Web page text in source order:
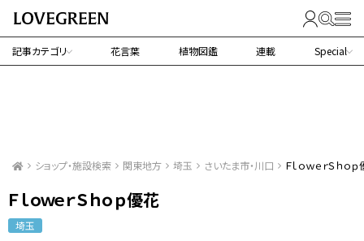
記事カテゴリ 花言葉 植物図鑑 連載 Special
ショップ・施設検索 関東地方 埼玉 さいたま市・川口 ＦｌｏｗｅｒＳｈｏ
ＦｌｏｗｅｒＳｈｏｐ優花
埼玉